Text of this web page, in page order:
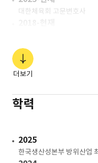
대한체육회 고문변호사
2021-23
한국서부발전㈜ 고문변호사
2021-23
2018
방위사업청 국제계약부 행
2015-16
서울출입국관리사무소 국
더보기
학력
2025
한국생산성본부 방위산업